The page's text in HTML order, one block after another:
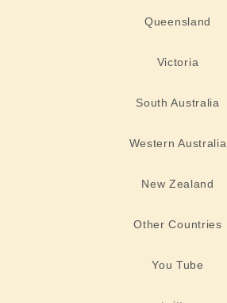
Queensland
Victoria
South Australia
Western Australia
New Zealand
Other Countries
You Tube